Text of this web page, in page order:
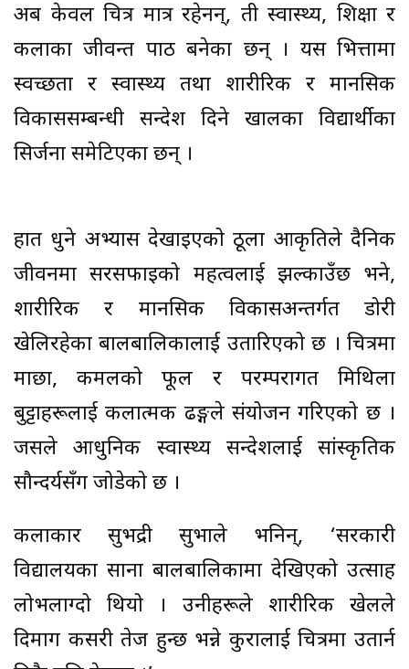
अब केवल चित्र मात्र रहेनन्, ती स्वास्थ्य, शिक्षा र
कलाका जीवन्त पाठ बनेका छन् । यस भित्तामा
स्वच्छता र स्वास्थ्य तथा शारीरिक र मानसिक
विकाससम्बन्धी सन्देश दिने खालका विद्यार्थीका
सिर्जना समेटिएका छन् ।
हात धुने अभ्यास देखाइएको ठूला आकृतिले दैनिक
जीवनमा सरसफाइको महत्वलाई झल्काउँछ भने,
शारीरिक र मानसिक विकासअन्तर्गत डोरी
खेलिरहेका बालबालिकालाई उतारिएको छ । चित्रमा
माछा, कमलको फूल र परम्परागत मिथिला
बुट्टाहरूलाई कलात्मक ढङ्गले संयोजन गरिएको छ ।
जसले आधुनिक स्वास्थ्य सन्देशलाई सांस्कृतिक
सौन्दर्यसँग जोडेको छ ।
कलाकार सुभद्री सुभाले भनिन्, ‘सरकारी
विद्यालयका साना बालबालिकामा देखिएको उत्साह
लोभलाग्दो थियो । उनीहरूले शारीरिक खेलले
दिमाग कसरी तेज हुन्छ भन्ने कुरालाई चित्रमा उतार्न